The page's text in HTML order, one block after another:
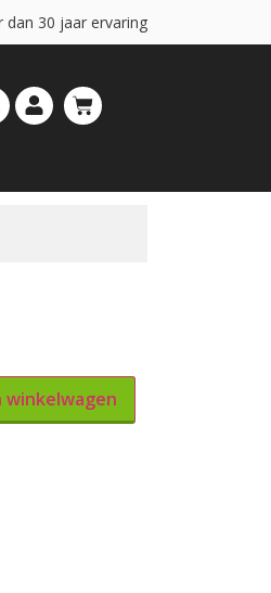
dan 30 jaar ervaring
winkelwagen